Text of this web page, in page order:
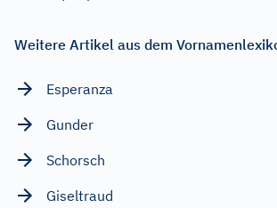
Weitere Artikel aus dem
Esperanza
Gunder
Schorsch
Giseltraud